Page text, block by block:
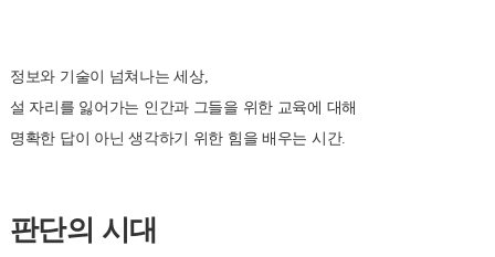
정보와 기술이 넘쳐나는 세상,
설 자리를 잃어가는 인간과 그들을 위한 교육에 대해
명확한 답이 아닌 생각하기 위한 힘을 배우는 시간.
판단의 시대